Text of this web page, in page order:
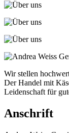
Wir stellen
Der Handel mit
Leidenschaft für
Anschrift